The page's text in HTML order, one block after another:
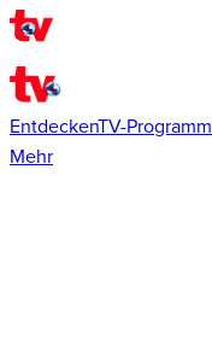
EntdeckenTV-Programm
Mehr